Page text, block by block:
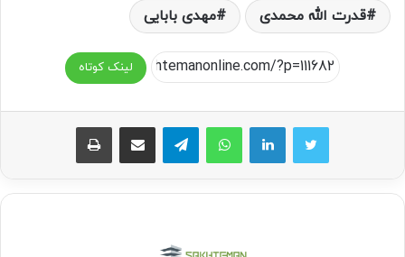
قدرت الله محمدی
مهدی بابایی
لینک کوتاه
واتس آپ تلگرام اشتراک گذاری از طریق ایمیل چاپ